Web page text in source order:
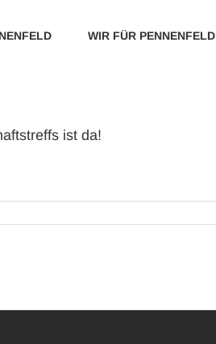
WIR FÜR PENNENFELD
ist da!